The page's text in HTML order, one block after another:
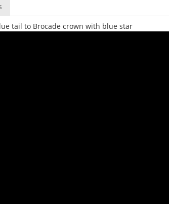
tail to Brocade crown with blue star